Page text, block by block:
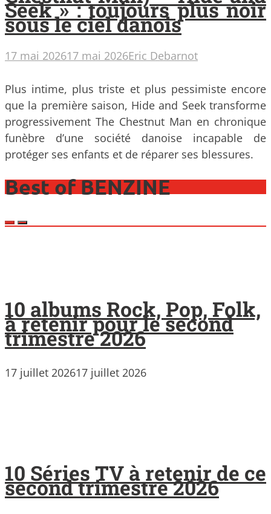
Seek » : toujours plus noir
sous le ciel danois
17 mai 202617 mai 2026Eric Debarnot
Plus intime, plus triste et plus pessimiste encore
que la première saison, Hide and Seek transforme
progressivement The Chestnut Man en chronique
funèbre d’une société danoise incapable de
protéger ses enfants et de réparer ses blessures.
Best of BENZINE
10 albums Rock, Pop, Folk,
à retenir pour le second
trimestre 2026
17 juillet 202617 juillet 2026
10 Séries TV à retenir de ce
second trimestre 2026